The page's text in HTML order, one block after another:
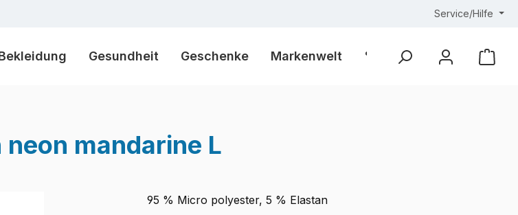
Service/Hilfe
Gesundheit Geschenke Markenwelt % Outlet %
mandarine L
95 % Micro polyester, 5 % Elastan